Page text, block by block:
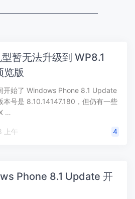
暂无法升级到 WP8.1
览版
开始了 Windows Phone 8.1 Update
本号是 8.10.14147.180，但仍有一些
…
5 日, 7:38 上午 4
Phone 8.1 Update 开